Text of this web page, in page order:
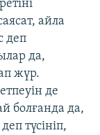
айла
деп
да,
жүр.
де
болғанда да,
түсініп,